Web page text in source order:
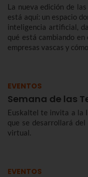
La nueva edición de
está aquí: un espacio
inteligencia artificial,
qué está cambiando
empresas vascas y
EVENTOS
Semana de las
Euskaltel te invita a la
que se desarrollará
virtual.
EVENTOS